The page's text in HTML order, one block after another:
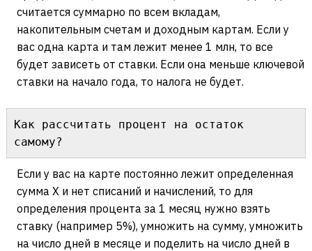
считается суммарно по всем вкладам,
накопительным счетам и доходным картам. Если у
вас одна карта и там лежит менее 1 млн, то все
будет зависеть от ставки. Если она меньше ключевой
ставки на начало года, то налога не будет.
Как рассчитать процент на остаток
самому?
Если у вас на карте постоянно лежит определенная
сумма Х и нет списаний и начислений, то для
определения процента за 1 месяц нужно взять
ставку (например 5%), умножить на сумму, умножить
на число дней в месяце и поделить на число дней в